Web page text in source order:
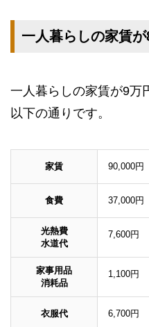
一人暮らしの家賃
一人暮らしの家賃が9万
以下の通りです。
家賃 90,000円
食費 37,000円
光熱費
水道代
7,600円
家事用品
消耗品
1,100円
衣服代 6,700円